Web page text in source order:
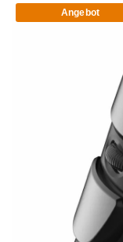
Angebot